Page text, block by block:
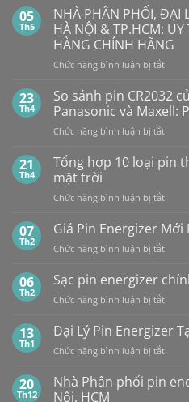
con
thỏ
giá
rẻ
ở
đâu
NGỜ?
PIN
cấp
GP
LR44
2C10
Vỉ
10
Viên
05
Th5
NHÀ PHÂN PHỐI, ĐẠI
HÀ NỘI & TP.HCM: UY
HÀNG CHÍNH HÃNG
Chức năng bình luận bị tắtở
PHÂN
PHỐI,
ĐẠI
LÝ
SỈ
TẠI
NỘI
TÍN,
CHIẾT
CAO,
HÀNG
CHÍNH
23
Th4
So sánh pin CR2032
Panasonic và Maxell:
Chức năng bình luận bị tắtở
sánh
của
hãng:
hơn?
21
Th4
Tổng hợp 10 loại pin
mặt trời
Chức năng bình luận bị tắtở
hợp
loại
thay
đèn
lượng
mặt
07
Th2
Giá Pin Energizer Mới
Chức năng bình luận bị tắtở
Pin
Mới
06
Th2
Sạc pin energizer
Chức năng bình luận bị tắtở
pin
chính
giá
13
Th1
Đại Lý Pin Energizer
Chức năng bình luận bị tắtở
Lý
20
Th12
Nhà Phân phối pin
Nội, HCM